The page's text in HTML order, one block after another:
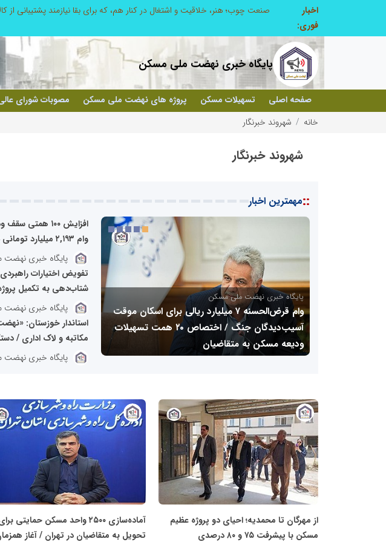
اخبار
فوری:
پایگاه خبری نهضت ملی مسکن
صفحه اصلی تسهیلات مسکن پروژه های نهضت ملی مسکن مصوبات شورای
خانه
شهروند خبرنگار
شهروند خبرنگار
::مهمترین اخبار
میانگین پیشرفت ۴۲ درصدی مسکن ملی در تهران
/ معاون وزیر: تمام جبهه‌های کاری فعال و بدون
وقفه است
پایگاه خبری نهضت ملی مسکن
وام ۲,۱۹۳ میلیارد تومانی در یک ماه پرداخت شد
پایگاه خبری
تفویض اختیارات راهبردی
شتاب‌دهی به تکمیل
پایگاه خبری
استاندار خوزستان:
مکاتبه و لاک اداری /
پایگاه خبری
از مهرگان تا محمدیه؛ احیای دو پروژه عظیم
مسکن با پیشرفت ۷۵ و ۸۰ درصدی
خبری
نهضت
ملی
مسکن
آماده‌سازی ۲۵۰۰ واحد مسکن حمایتی
تحویل به متقاضیان در تهران / آغاز
پایگاه